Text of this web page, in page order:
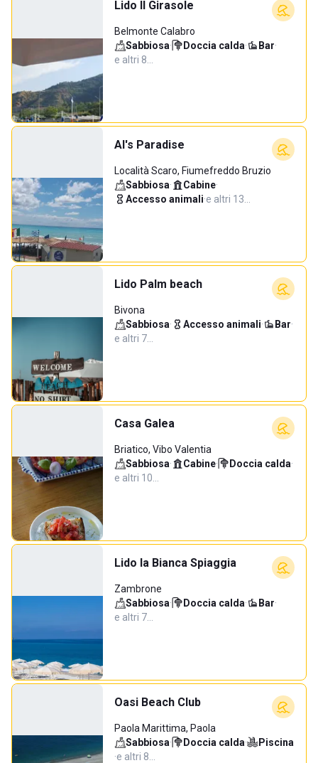
Lido Il Girasole
Belmonte Calabro
Sabbiosa· Doccia calda· Bar·
e altri 8…
Al's Paradise
Località Scaro, Fiumefreddo Bruzio
Sabbiosa· Cabine·
Accesso animali·e altri 13…
Lido Palm beach
Bivona
Sabbiosa· Accesso animali· Bar·
e altri 7…
Casa Galea
Briatico, Vibo Valentia
Sabbiosa· Cabine· Doccia calda·
e altri 10…
Lido la Bianca Spiaggia
Zambrone
Sabbiosa· Doccia calda· Bar·
e altri 7…
Oasi Beach Club
Paola Marittima, Paola
Sabbiosa· Doccia calda·
Piscina
·e altri 8…